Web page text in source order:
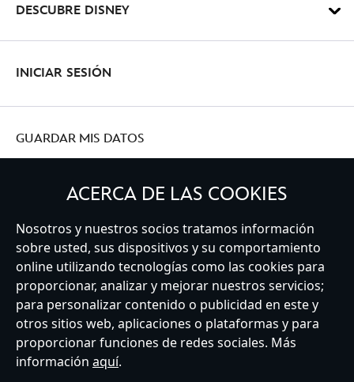
DESCUBRE DISNEY
INICIAR SESIÓN
GUARDAR MIS DATOS
Spain
Atención al Cliente Términos de Uso
Buscador de Tiendas
Mapa del Sitio
Política de Privacidad
Política de Cookies
Sobre Privacidad en la UE
Términos y Condiciones Generales
Gestionar su configuración de cookies
s172 Statements
Accessibility
ACERCA DE LAS COOKIES
Nosotros y nuestros socios tratamos información
sobre usted, sus dispositivos y su comportamiento
online utilizando tecnologías como las cookies para
proporcionar, analizar y mejorar nuestros servicios;
para personalizar contenido o publicidad en este y
otros sitios web, aplicaciones o plataformas y para
proporcionar funciones de redes sociales. Más
información aquí.